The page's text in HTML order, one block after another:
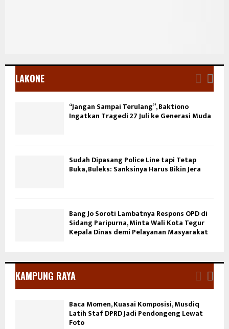
LAKONE
“Jangan Sampai Terulang”, Baktiono
Ingatkan Tragedi 27 Juli ke Generasi Muda
Sudah Dipasang Police Line tapi Tetap
Buka, Buleks: Sanksinya Harus Bikin Jera
Bang Jo Soroti Lambatnya Respons OPD di
Sidang Paripurna, Minta Wali Kota Tegur
Kepala Dinas demi Pelayanan Masyarakat
KAMPUNG RAYA
Baca Momen, Kuasai Komposisi, Musdiq
Latih Staf DPRD Jadi Pendongeng Lewat
Foto